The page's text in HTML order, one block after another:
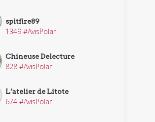
spitfire89
1349 #AvisPolar
Chineuse Delecture
828 #AvisPolar
L’atelier de Litote
674 #AvisPolar